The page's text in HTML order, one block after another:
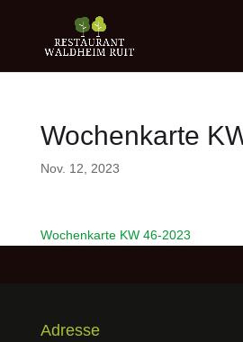
Wochenkarte
Nov. 12, 2023
Wochenkarte KW 46-2023
Adresse